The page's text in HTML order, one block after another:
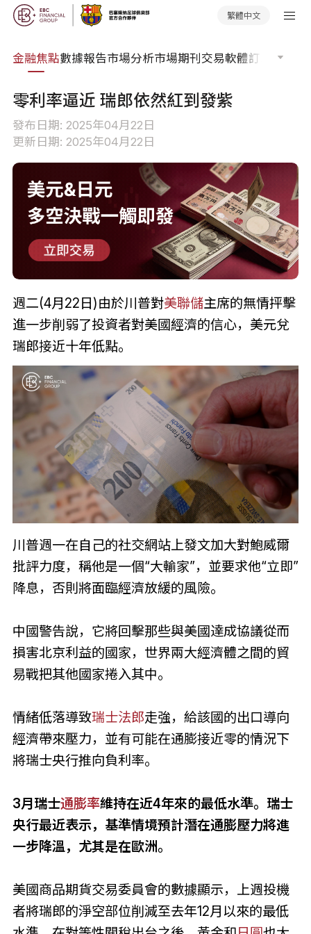
繁體中文
金融焦點數據報告市場分析市場期刊交易軟體訂單流
零利率逼近 瑞郎依然紅到發紫
發布日期: 2025年04月22日
更新日期: 2025年04月22日
週二(4月22日)由於川普對美聯儲主席的無情抨擊
進一步削弱了投資者對美國經濟的信心，美元兌
瑞郎接近十年低點。
川普週一在自己的社交網站上發文加大對鮑威爾
批評力度，稱他是一個“大輸家”，並要求他“立即”
降息，否則將面臨經濟放緩的風險。
中國警告說，它將回擊那些與美國達成協議從而
損害北京利益的國家，世界兩大經濟體之間的貿
易戰把其他國家捲入其中。
情緒低落導致瑞士法郎走強，給該國的出口導向
經濟帶來壓力，並有可能在通膨接近零的情況下
將瑞士央行推向負利率。
3月瑞士通膨率維持在近4年來的最低水準。瑞士
央行最近表示，基準情境預計潛在通膨壓力將進
一步降溫，尤其是在歐洲。
美國商品期貨交易委員會的數據顯示，上週投機
者將瑞郎的淨空部位削減至去年12月以來的最低